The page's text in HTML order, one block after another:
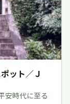
ット／Ｊ
安時代に至る